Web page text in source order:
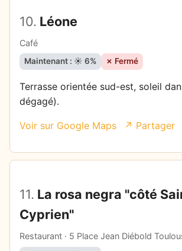
10. Léone
Café
Maintenant : ☀️ 6% ✗ Fermé
Terrasse orientée sud-est, soleil
dégagé).
Voir sur Google Maps ↗ Partager
11. La rosa negra "côté
Cyprien"
Restaurant · 5 Place Jean Diébold